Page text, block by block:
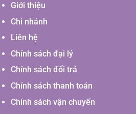
Giới thiệu
Chi nhánh
Liên hệ
Chính sách đại lý
Chính sách đổi trả
Chính sách thanh toán
Chính sách vận chuyển